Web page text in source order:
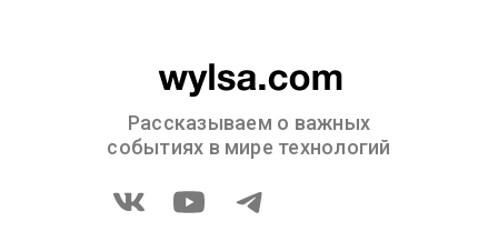
Рассказываем о важных
событиях в мире технологий